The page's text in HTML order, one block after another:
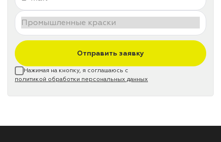
Отправить заявку
Нажимая на кнопку, я соглашаюсь с
политикой обработки персональных данных